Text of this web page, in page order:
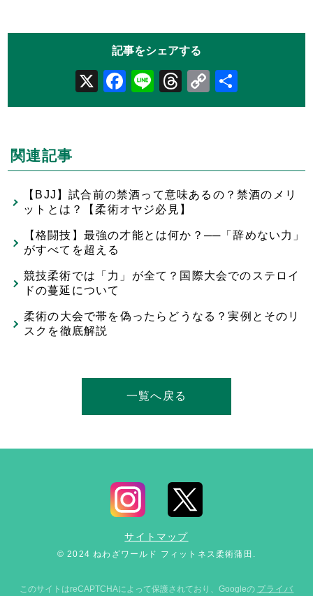
X Facebook
LineThreads
Copy
Link
有
関連記事
【BJJ】試合前の禁酒って意味あるの？禁酒のメリ
ットとは？【柔術オヤジ必見】
【格闘技】最強の才能とは何か？──「辞めない力」
がすべてを超える
競技柔術では「力」が全て？国際大会でのステロイ
ドの蔓延について
柔術の大会で帯を偽ったらどうなる？実例とそのリ
スクを徹底解説
一覧へ戻る
サイトマップ
© 2024 ねわざワールド フィットネス柔術蒲田.
このサイトはreCAPTCHAによって保護されており、Googleの プライバ